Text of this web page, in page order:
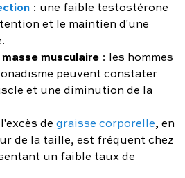
: une faible testostérone
et le maintien d'une
musculaire : les hommes
peuvent constater
et une diminution de la
de graisse corporelle, en
de la taille, est fréquent chez
un faible taux de